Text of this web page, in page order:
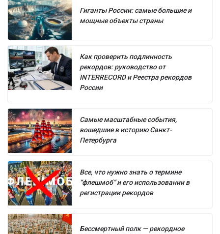
Гиганты России: самые большие и
мощные объекты страны
Как проверить подлинность
рекордов: руководство от
INTERRECORD и Реестра рекордов
России
Самые масштабные события,
вошедшие в историю Санкт-
Петербурга
Все, что нужно знать о термине
“флешмоб” и его использовании в
регистрации рекордов
Бессмертный полк — рекордное